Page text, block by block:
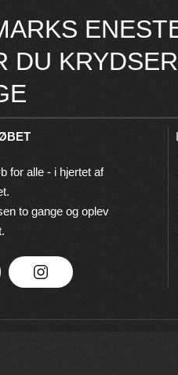
DU
for alle - i hjertet af
to gange og oplev